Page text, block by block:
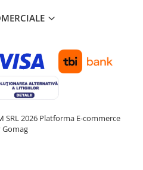
SRL 2026 Platforma E-commerce
Gomag